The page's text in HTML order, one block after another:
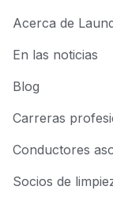
Acerca de
En las noticias
Blog
Carreras
Conductores
Socios de